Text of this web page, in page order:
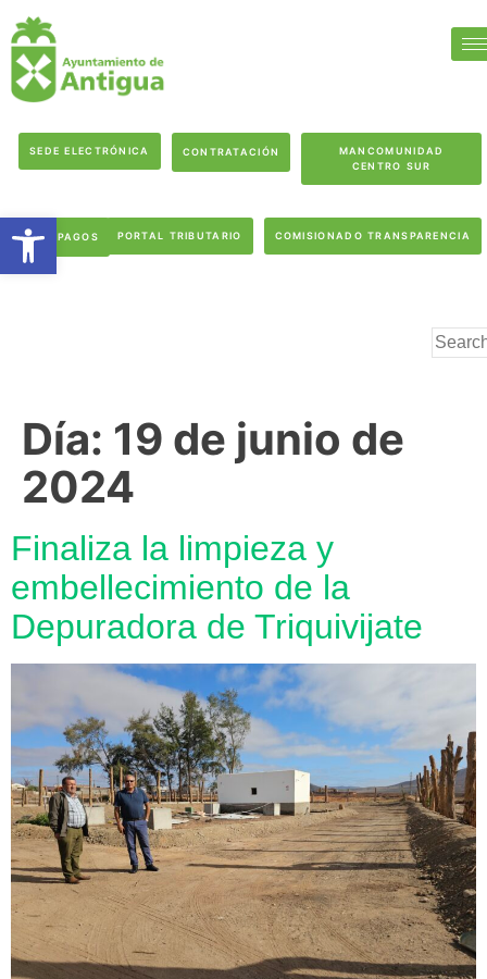
SEDE ELECTRÓNICA CONTRATACIÓN
MANCOMUNIDAD
CENTRO SUR
PAGOS PORTAL TRIBUTARIO COMISIONADO TRANSPARENCIA
Día: 19 de junio de
2024
Finaliza la limpieza y
embellecimiento de la
Depuradora de Triquivijate
Abrir barra de herramientas